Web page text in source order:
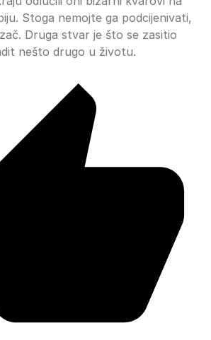
Stoga nemojte ga podcijenivati,
Druga stvar je što se zasitio
nešto drugo u životu.